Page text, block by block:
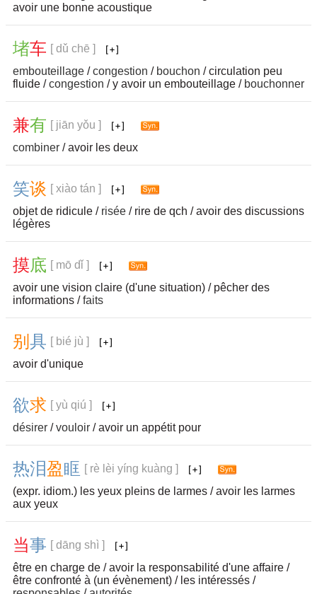
avoir une bonne acoustique
堵车 [ dǔ chē ]
embouteillage /congestion / bouchon / circulation peu
fluide /congestion / y avoir un embouteillage / bouchonner
兼有 [ jiān yǒu ]
combiner / avoir les deux
笑谈 [ xiào tán ]
objet de ridicule / risée / rire de qch / avoir des discussions
légères
摸底 [ mō dǐ ]
avoir une vision claire (d'une situation) / pêcher des
informations /faits
别 具 [ bié jù ]
avoir d'unique
欲求 [ yù qiú ]
désirer /vouloir / avoir un appétit pour
热泪盈眶 [ rè lèi yíng kuàng ]
(expr. idiom.) les yeux pleins de larmes / avoir les larmes
aux yeux
当事 [ dāng shì ]
être en charge de / avoir la responsabilité d'une affaire /
être confronté à (un évènement) / les intéressés /